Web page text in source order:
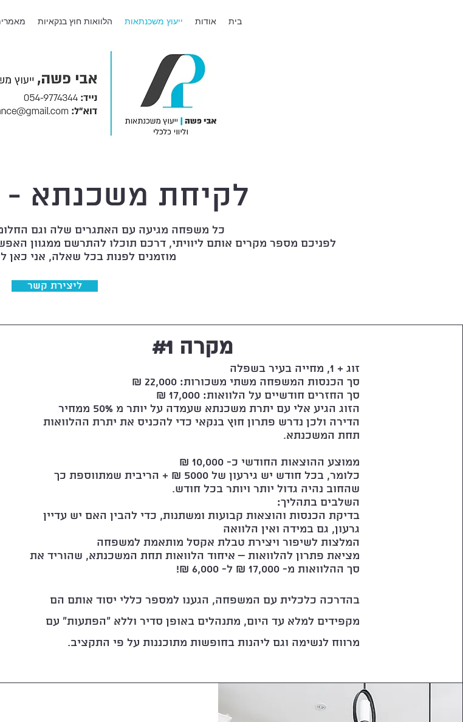
בית אודות ייעוץ משכנתאות הלוואות חוץ בנקאיות
לקיחת משכנתא -
כל משפחה מגיעה עם האתגרים שלה וגם
לפניכם מספר מקרים אותם ליוויתי, דרכם תוכלו להתרשם ממגוון
מוזמנים לפנות בכל שאלה, אני כאן
ליצירת קשר
מקרה #1
זוג + 1, מחייה בעיר בשפלה
סך הכנסות המשפחה משתי משכורות: 22,000 ₪
סך החזרים חודשיים על הלוואות: 17,000 ₪
הזוג הגיע אלי עם יתרת משכנתא שעמדה על יותר מ 50% ממחיר
הדירה ולכן נדרש פתרון חוץ בנקאי כדי להכניס את יתרת ההלוואות
תחת המשכנתא.
ממוצע ההוצאות החודשי כ- 10,000 ₪
כלומר, בכל חודש יש גירעון של 5000 ₪ + הריבית שמתווספת כך
שהחוב נהיה גדול יותר ויותר בכל חודש.
השלבים בתהליך:
בדיקת הכנסות והוצאות קבועות ומשתנות, כדי להבין האם יש עדיין
גרעון, גם במידה ואין הלוואה
המלצות לשיפור ויצירת טבלת אקסל מותאמת למשפחה
מציאת פתרון להלוואות – איחוד הלוואות תחת המשכנתא, שהוריד את
סך ההלוואות מ- 17,000 ₪ ל- 6,000 ₪!
בהדרכה כלכלית עם המשפחה, הגענו למספר כללי יסוד אותם הם
מקפידים למלא עד היום, מתנהלים באופן סדיר וללא "הפתעות" עם
מרווח לנשימה וגם ליהנות בחופשות מתוכננות על פי התקציב.